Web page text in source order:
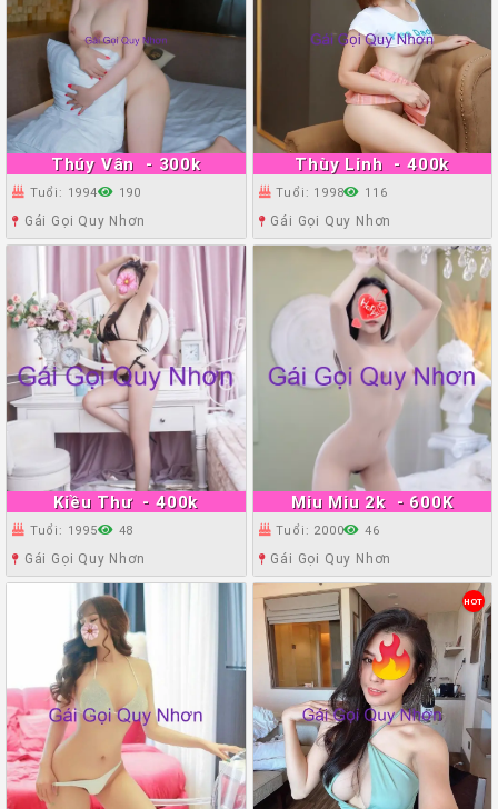
Thúy Vân - 300k
Tuổi: 1994 190
Gái Gọi Quy Nhơn
Thùy Linh - 400k
Tuổi: 1998 116
Gái Gọi Quy Nhơn
Kiều Thư - 400k
Tuổi: 1995 48
Gái Gọi Quy Nhơn
Miu Miu 2k - 600K
Tuổi: 2000 46
Gái Gọi Quy Nhơn
HOT